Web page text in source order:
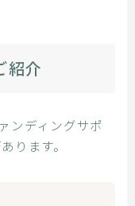
紹介
ンディングサポ
ります。